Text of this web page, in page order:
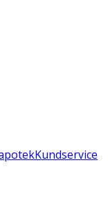
Kundservice